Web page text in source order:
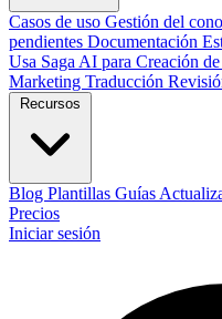
Casos de uso Gestión del
pendientes Documentación
Usa Saga AI para Creación
Marketing Traducción
Blog Plantillas Guías
Precios
Iniciar sesión